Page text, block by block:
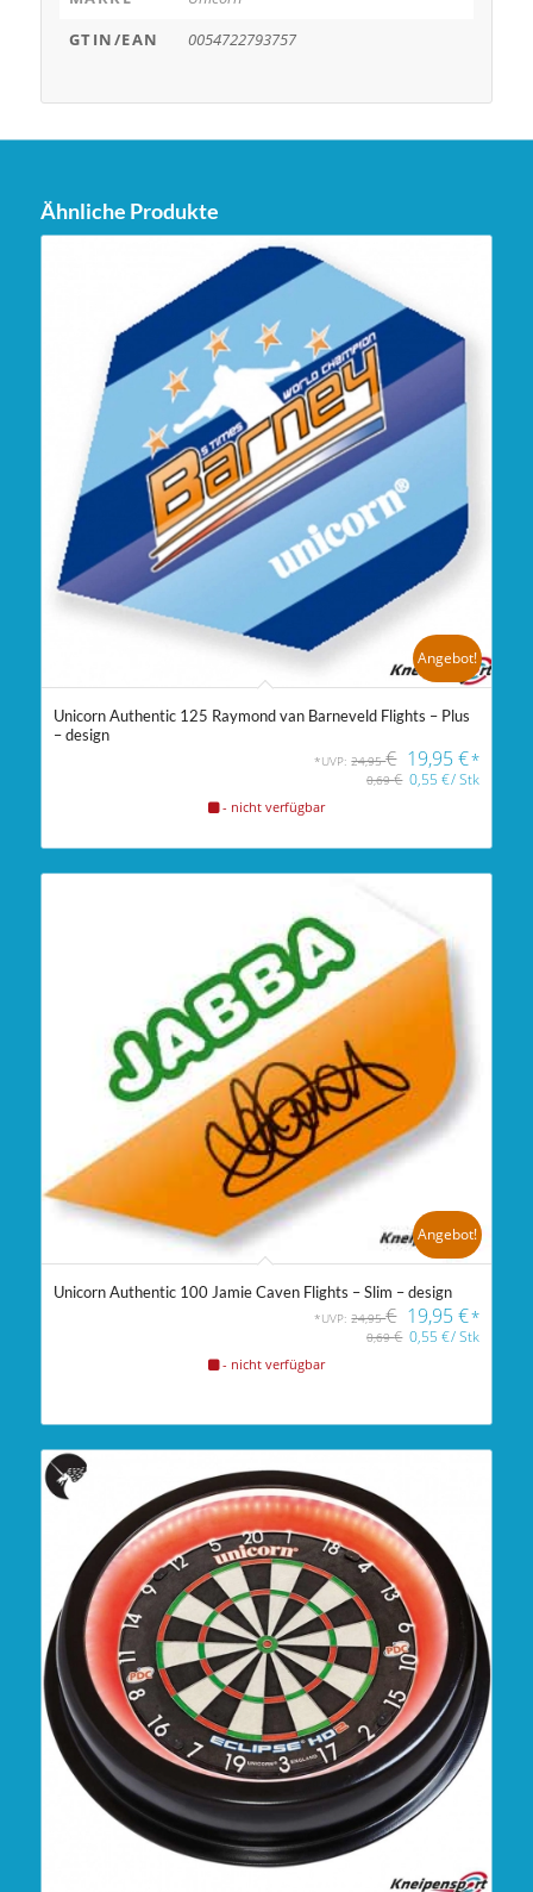
GTIN/EAN
0054722793757
Ähnliche Produkte
Unicorn Authentic 125 Raymond van Barneveld Flights – Plus
– design
*UVP: 24,95€ 19,95€*
Angebot!
0,69€ 0,55€/Stk
- nicht verfügbar
Unicorn Authentic 100 Jamie Caven Flights – Slim – design
*UVP: 24,95€ 19,95€*
Angebot!
0,69€ 0,55€/Stk
- nicht verfügbar